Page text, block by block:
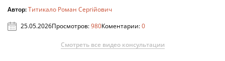
Автор:Титикало Роман Сергійович
25.05.2026Просмотров:980Коментарии:0
Смотреть все видео консультации